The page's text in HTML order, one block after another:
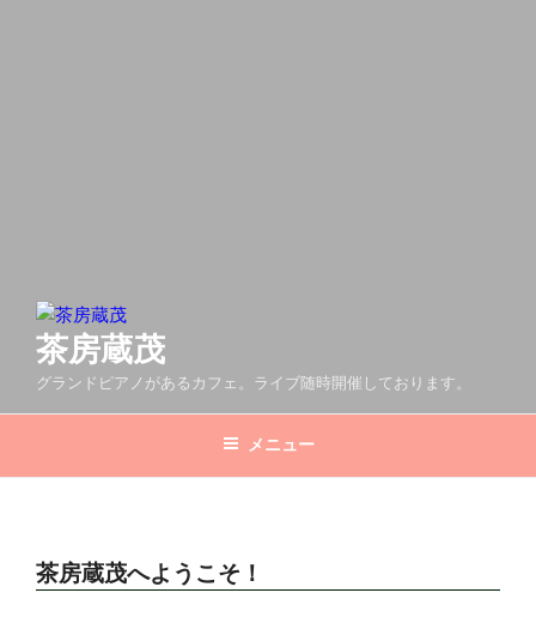
茶房蔵茂
グランドピアノがあるカフェ。ライブ随時開催しております。
メニュー
茶房蔵茂へようこそ！